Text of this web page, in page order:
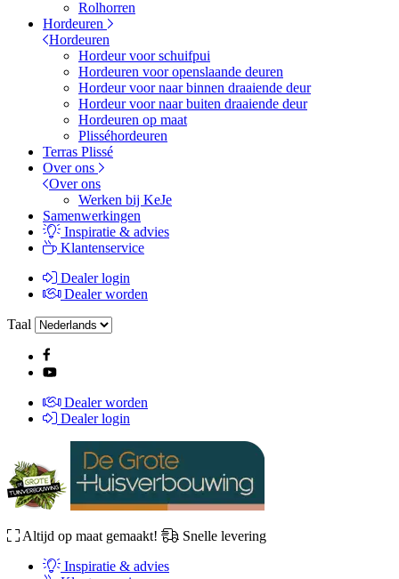
Rolhorren
Hordeuren
Hordeuren
Hordeur voor schuifpui
Hordeuren voor openslaande deuren
Hordeur voor naar binnen draaiende deur
Hordeur voor naar buiten draaiende deur
Hordeuren op maat
Plisséhordeuren
Terras Plissé
Over ons
Over ons
Werken bij KeJe
Samenwerkingen
Inspiratie & advies
Klantenservice
Dealer login
Dealer worden
Taal
Dealer worden
Dealer login
Altijd op maat gemaakt!
Snelle levering
Inspiratie & advies